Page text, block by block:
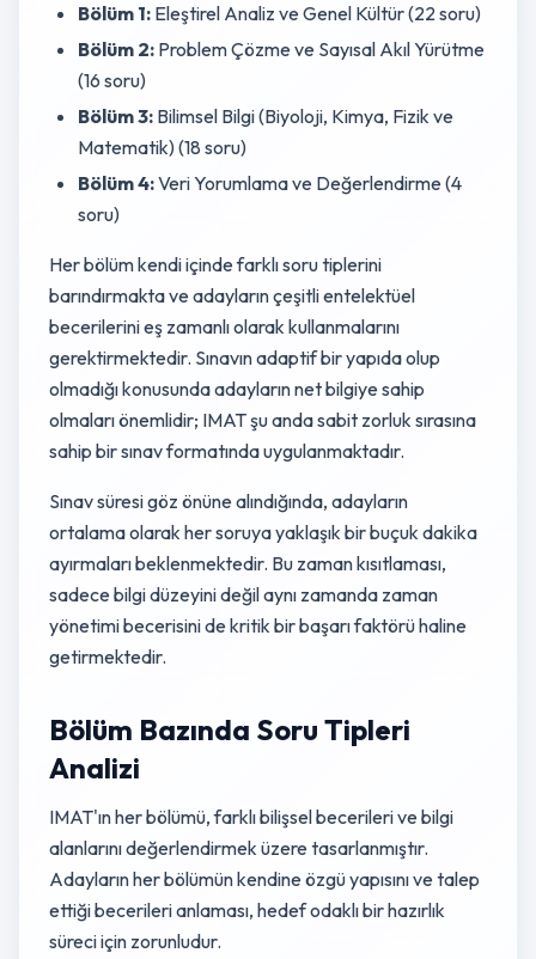
Bölüm 1: Eleştirel Analiz ve Genel Kültür (22 soru)
Bölüm 2: Problem Çözme ve Sayısal Akıl Yürütme
(16 soru)
Bölüm 3: Bilimsel Bilgi (Biyoloji, Kimya, Fizik ve
Matematik) (18 soru)
Bölüm 4:Veri Yorumlama ve Değerlendirme (4
soru)
Her bölüm kendi içinde farklı soru tiplerini
barındırmakta ve adayların çeşitli entelektüel
becerilerini eş zamanlı olarak kullanmalarını
gerektirmektedir. Sınavın adaptif bir yapıda olup
olmadığı konusunda adayların net bilgiye sahip
olmaları önemlidir; IMAT şu anda sabit zorluk sırasına
sahip bir sınav formatında uygulanmaktadır.
Sınav süresi göz önüne alındığında, adayların
ortalama olarak her soruya yaklaşık bir buçuk dakika
ayırmaları beklenmektedir. Bu zaman kısıtlaması,
sadece bilgi düzeyini değil aynı zamanda zaman
yönetimi becerisini de kritik bir başarı faktörü haline
getirmektedir.
Bölüm Bazında Soru Tipleri
Analizi
IMAT'ın her bölümü, farklı bilişsel becerileri ve bilgi
alanlarını değerlendirmek üzere tasarlanmıştır.
Adayların her bölümün kendine özgü yapısını ve talep
ettiği becerileri anlaması, hedef odaklı bir hazırlık
süreci için zorunludur.